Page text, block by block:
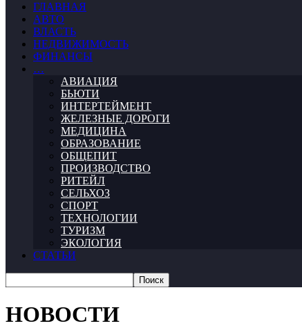
ГЛАВНАЯ
АВТО
ВЛАСТЬ
НЕДВИЖИМОСТЬ
ФИНАНСЫ
…
АВИАЦИЯ
БЬЮТИ
ИНТЕРТЕЙМЕНТ
ЖЕЛЕЗНЫЕ ДОРОГИ
МЕДИЦИНА
ОБРАЗОВАНИЕ
ОБЩЕПИТ
ПРОИЗВОДСТВО
РИТЕЙЛ
СЕЛЬХОЗ
СПОРТ
ТЕХНОЛОГИИ
ТУРИЗМ
ЭКОЛОГИЯ
СТАТЬИ
НОВОСТИ